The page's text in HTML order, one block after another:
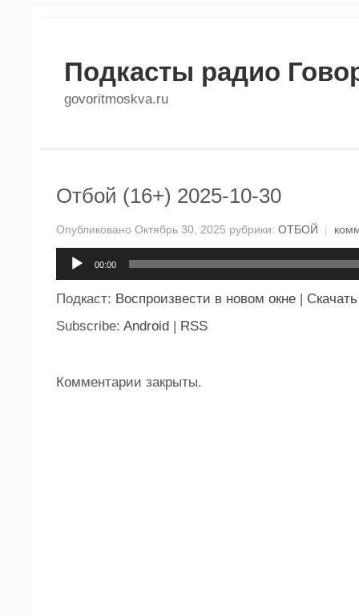
Подкасты радио
govoritmoskva.ru
Отбой (16+) 2025-10-30
Опубликовано Октябрь 30, 2025 рубрики: ОТБОЙ |
00:00
Подкаст: Воспроизвести в новом окне | Скачать
Subscribe: Android | RSS
Комментарии закрыты.